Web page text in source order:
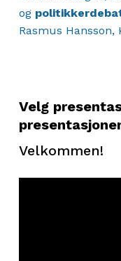
og
Rasmus Hansson,
Velg
Velkommen!